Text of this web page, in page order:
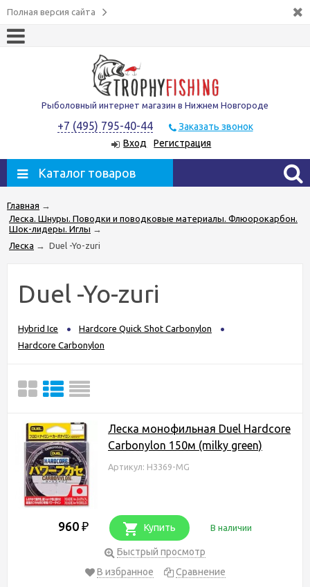
Полная версия сайта
Рыболовный интернет магазин в Нижнем Новгороде
+7 (495) 795-40-44
Заказать звонок
Вход
Регистрация
Каталог товаров
Главная
→
Леска. Шнуры. Поводки и поводковые материалы. Флюорокарбон.
Шок-лидеры. Иглы →
Леска → Duel -Yo-zuri
Duel -Yo-zuri
Hybrid Ice
Hardcore Quick Shot Carbonylon
Hardcore Carbonylon
Леска монофильная Duel Hardcore
Carbonylon 150м (milky green)
Артикул: H3369-MG
960 ₽ Купить В наличии
Быстрый просмотр
В избранное
Сравнение